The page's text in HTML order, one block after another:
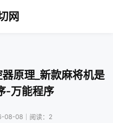
网
原理_新款麻将机是
-万能程序
08-08｜阅读：2